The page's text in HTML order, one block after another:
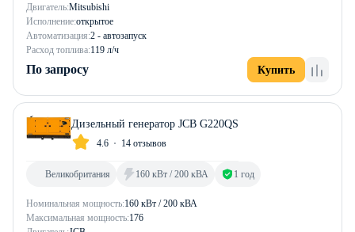
Двигатель:Mitsubishi
Исполнение:открытое
Автоматизация:2 - автозапуск
Расход топлива:119 л/ч
По запросу Купить
Дизельный генератор JCB G220QS
4.6 14 отзывов
Номинальная мощность:160 кВт / 200 кВА
Максимальная мощность:176
Великобритания 160 кВт / 200 кВА 1 год